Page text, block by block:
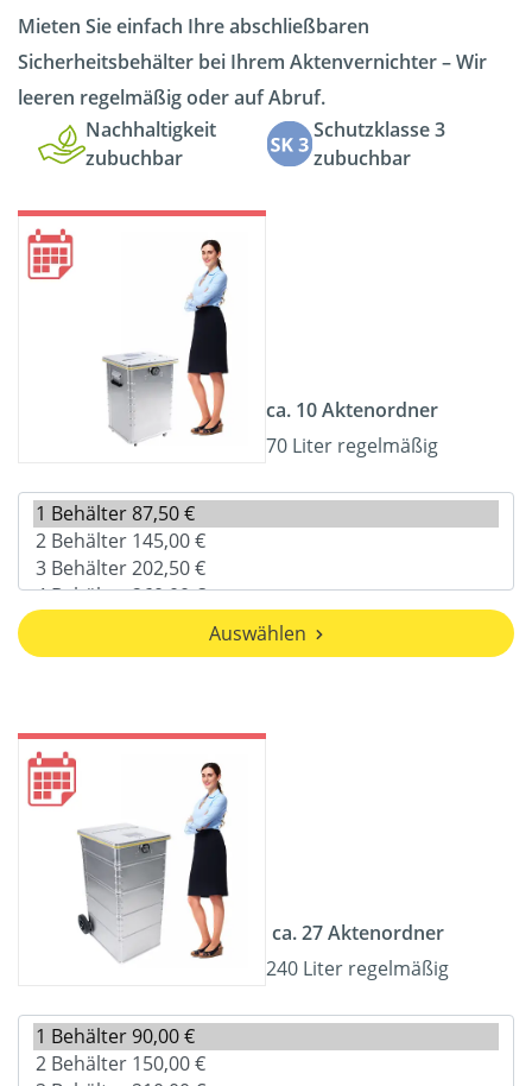
Mieten Sie einfach Ihre abschließbaren
Sicherheitsbehälter bei Ihrem Aktenvernichter – Wir
leeren regelmäßig oder auf Abruf.
Nachhaltigkeit
zubuchbar
Schutzklasse 3
zubuchbar
ca. 10 Aktenordner
70 Liter regelmäßig
Auswählen
ca. 27 Aktenordner
240 Liter regelmäßig